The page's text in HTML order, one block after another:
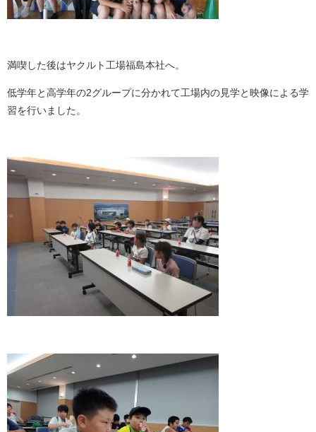
満喫した後はヤクルト工場福島本社へ。
低学年と高学年の2グループに分かれて工場内の見学と映像による学
習を行いました。